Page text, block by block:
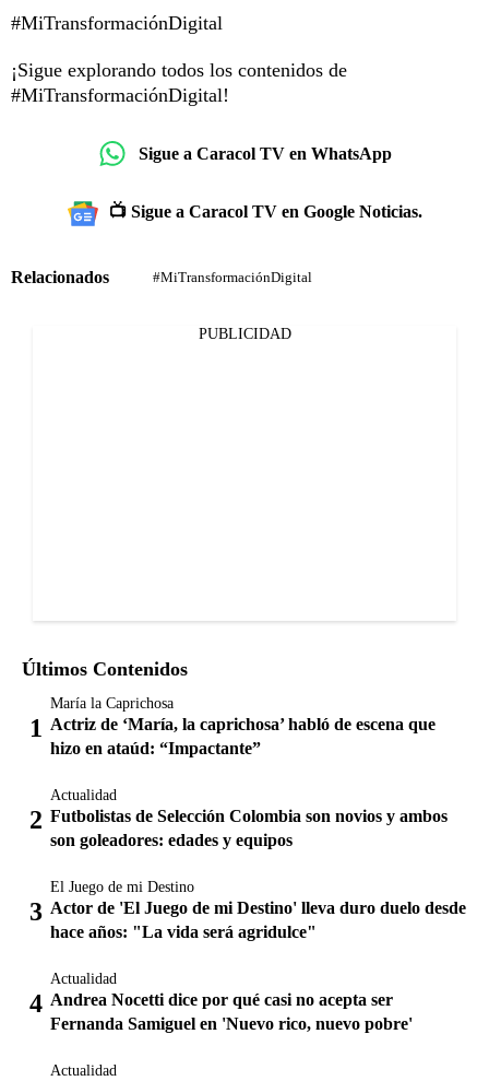
#MiTransformaciónDigital
¡Sigue explorando todos los contenidos de
#MiTransformaciónDigital!
Sigue a Caracol TV en WhatsApp
📺 Sigue a Caracol TV en Google Noticias.
Relacionados #MiTransformaciónDigital
PUBLICIDAD
Últimos Contenidos
María la Caprichosa
Actriz de ‘María, la caprichosa’ habló de escena que
hizo en ataúd: “Impactante”
Actualidad
Futbolistas de Selección Colombia son novios y ambos
son goleadores: edades y equipos
El Juego de mi Destino
Actor de 'El Juego de mi Destino' lleva duro duelo desde
hace años: "La vida será agridulce"
Actualidad
Andrea Nocetti dice por qué casi no acepta ser
Fernanda Samiguel en 'Nuevo rico, nuevo pobre'
Actualidad